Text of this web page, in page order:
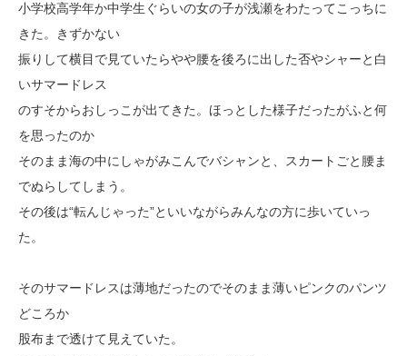
小学校高学年か中学生ぐらいの女の子が浅瀬をわたってこっちに
きた。きずかない
振りして横目で見ていたらやや腰を後ろに出した否やシャーと白
いサマードレス
のすそからおしっこが出てきた。ほっとした様子だったがふと何
を思ったのか
そのまま海の中にしゃがみこんでバシャンと、スカートごと腰ま
でぬらしてしまう。
その後は“転んじゃった”といいながらみんなの方に歩いていっ
た。
そのサマードレスは薄地だったのでそのまま薄いピンクのパンツ
どころか
股布まで透けて見えていた。